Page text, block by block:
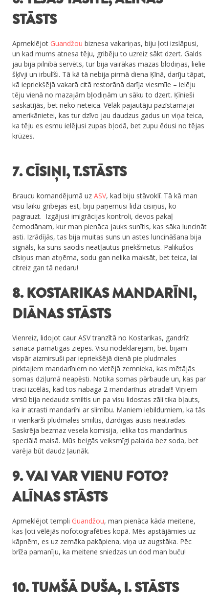
STĀSTS
Apmeklējot Guandžou biznesa vakariņas, biju ļoti izslāpusi,
un kad mums atnesa tēju, gribēju to uzreiz sākt dzert. Galds
jau bija pilnībā servēts, tur bija vairākas mazas blodiņas, lielie
šķīvji un irbulīši. Tā kā tā nebija pirmā diena Ķīnā, darīju tāpat,
kā iepriekšējā vakarā citā restorānā darīja viesmīle – ielēju
tēju vienā no mazajām bļodiņām un sāku to dzert. Ķīnieši
saskatījās, bet neko neteica. Vēlāk pajautāju pazīstamajai
amerikānietei, kas tur dzīvo jau daudzus gadus un viņa teica,
ka tēju es esmu ielējusi zupas bļodā, bet zupu ēdusi no tējas
krūzes.
7. CĪSIŅI, T.STĀSTS
Braucu komandējumā uz ASV, kad biju stāvoklī. Tā kā man
visu laiku gribējās ēst, biju paņēmusi līdzi cīsiņus, ko
pagrauzt. Izgājusi imigrācijas kontroli, devos pakaļ
čemodānam, kur man pienāca jauks sunītis, kas sāka luncināt
asti. Izrādījās, tas bija muitas suns un astes luncināšana bija
signāls, ka suns saodis neatļautus priekšmetus. Palikušos
cīsiņus man atņēma, sodu gan nelika maksāt, bet teica, lai
citreiz gan tā nedaru!
8. KOSTARIKAS MANDARĪNI,
DIĀNAS STĀSTS
Vienreiz, lidojot caur ASV tranzītā no Kostarikas, gandrīz
sanāca pamatīgas ziepes. Visu nodeklarējām, bet bijām
vispār aizmirsuši par iepriekšējā dienā pie pludmales
pirktajiem mandarīniem no vietējā zemnieka, kas mētājās
somas dziļumā neapēsti. Notika somas pārbaude un, kas par
traci izcēlās, kad tos nabaga 2 mandarīnus atrada!!! Viņiem
virsū bija nedaudz smiltis un pa visu lidostas zāli tika bļauts,
ka ir atrasti mandarīni ar slimību. Maniem iebildumiem, ka tās
ir vienkārši pludmales smiltis, dzirdīgas ausis neatradās.
Saskrēja bezmaz vesela komisija, ielika tos mandarīnus
speciālā maisā. Mūs beigās veiksmīgi palaida bez soda, bet
varēja būt daudz ļaunāk.
9. VAI VAR VIENU FOTO?
ALĪNAS STĀSTS
Apmeklējot templi Guandžou, man pienāca kāda meitene,
kas ļoti vēlējās nofotografēties kopā. Mēs apstājāmies uz
kāpnēm, es uz zemāka pakāpiena, viņa uz augstāka. Pēc
brīža pamanīju, ka meitene sniedzas un dod man buču!
10. TUMŠĀ DUŠA, I. STĀSTS